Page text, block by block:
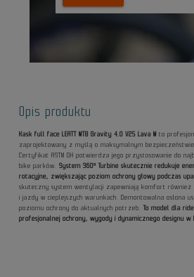
Opis produktu
Kask full face LEATT MTB Gravity 4.0 V25 Lava M to
zaprojektowany z myślą o maksymalnym
Certyfikat ASTM DH potwierdza jego przystosowanie do
bike parków.System 360° Turbine skutecznie redukuje
rotacyjne, zwiększając poziom ochrony głowy podczas
skuteczny system wentylacji zapewniają komfort również
i jazdy w cieplejszych warunkach. Demontowalna osłona
poziomu ochrony do aktualnych potrzeb.To model dla
profesjonalnej ochrony, wygody i dynamicznego designu w